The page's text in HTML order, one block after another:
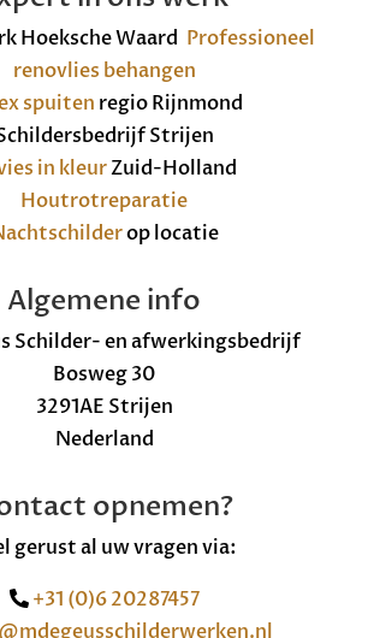
Hoeksche Waard Professioneel
renovlies behangen
spuiten regio Rijnmond
Strijen
in kleurZuid-Holland
Houtrotreparatie
op locatie
Algemene info
Schilder- en afwerkingsbedrijf
Bosweg 30
3291AE Strijen
Nederland
opnemen?
gerust al uw vragen via:
+31 (0)6 20287457